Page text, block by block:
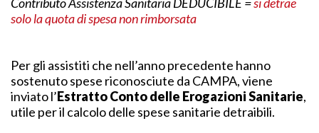
solo la quota di spesa non rimborsata
Per gli assistiti che nell’anno precedente hanno
sostenuto spese riconosciute da CAMPA, viene
inviato l’Estratto Conto delle Erogazioni Sanitarie,
utile per il calcolo delle spese sanitarie detraibili.